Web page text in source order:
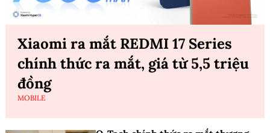
Xiaomi ra mắt REDMI 17 Series
chính thức ra mắt, giá từ 5,5 triệu
đồng
MOBILE